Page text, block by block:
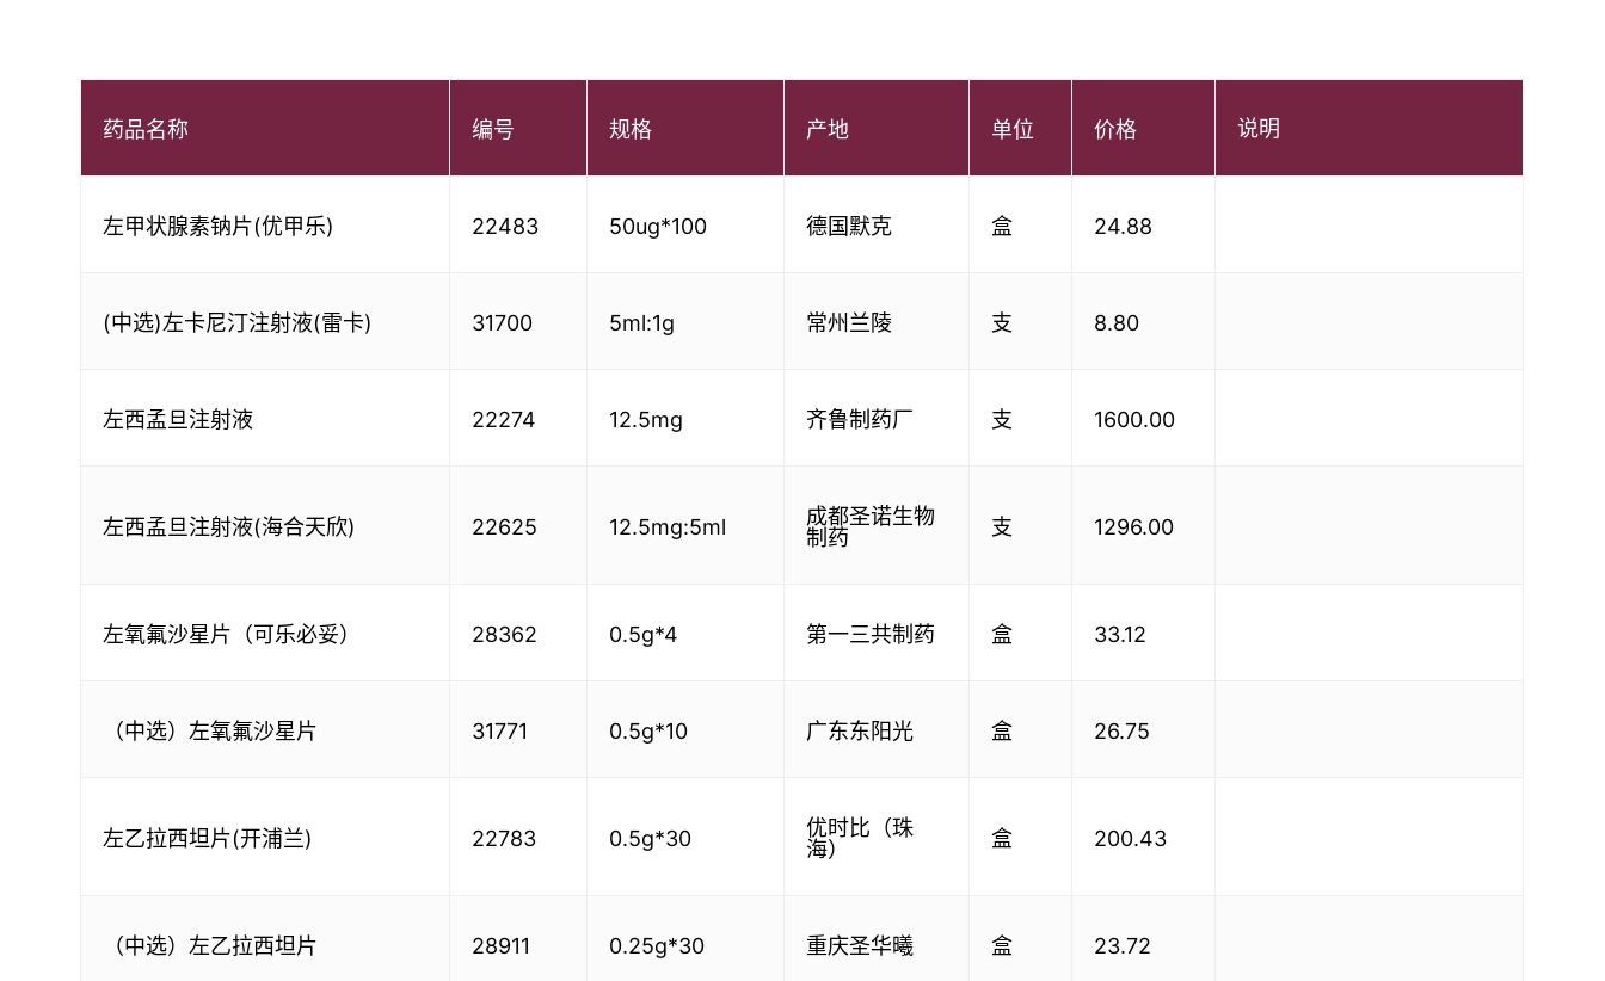
药品名称 编号 规格 产地 单位 价格 说明
左甲状腺素钠片(优甲乐) 22483 50ug*100 德国默克 盒 24.88
(中选)左卡尼汀注射液(雷卡) 31700 5ml:1g 常州兰陵 支 8.80
左西孟旦注射液 22274 12.5mg 齐鲁制药厂 支 1600.00
左西孟旦注射液(海合天欣) 22625 12.5mg:5ml
成都圣诺生物
制药
支 1296.00
左氧氟沙星片（可乐必妥） 28362 0.5g*4 第一三共制药 盒 33.12
（中选）左氧氟沙星片 31771 0.5g*10 广东东阳光 盒 26.75
左乙拉西坦片(开浦兰) 22783 0.5g*30
优时比（珠
海）
盒 200.43
（中选）左乙拉西坦片 28911 0.25g*30 重庆圣华曦 盒 23.72